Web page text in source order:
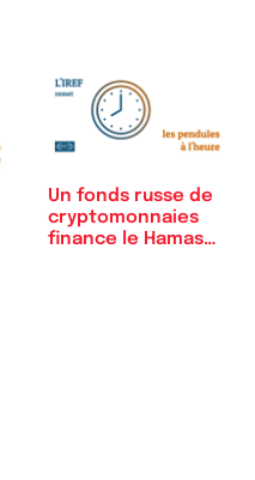
Un fonds russe de
cryptomonnaies
finance le Hamas…